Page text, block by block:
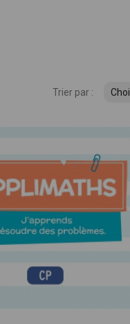
Trier par :
!